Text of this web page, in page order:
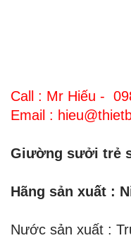
Call : Mr Hiếu -
Email :
Giường sưởi trẻ
Hãng sản xuất :
Nước sản xuất :